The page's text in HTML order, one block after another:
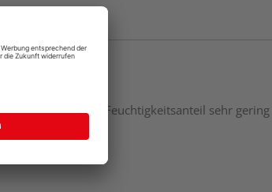
ist der Feuchtigkeitsanteil sehr
Bau des
Anspruch.